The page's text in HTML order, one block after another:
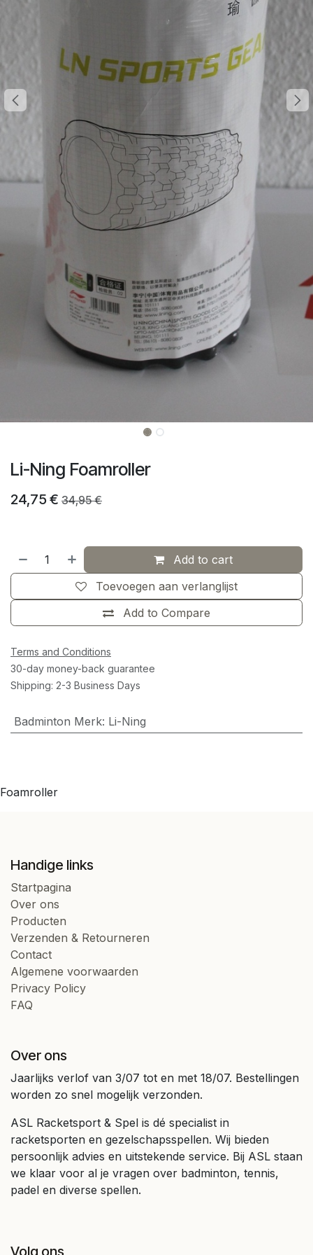
Li-Ning Foamroller
24,75 € 34,95€
Add to cart
Add to Compare
Toevoegen aan verlanglijst
Terms and Conditions
30-day money-back guarantee
Shipping: 2-3 Business Days
Badminton Merk: Li-Ning
Foamroller
Handige links
Startpagina
Over ons
Producten
Verzenden & Retourneren
Contact
Algemene voorwaarden
Privacy Policy
FAQ
Over ons
Jaarlijks verlof van 3/07 tot en met 18/07. Bestellingen
worden zo snel mogelijk verzonden.
ASL Racketsport & Spel is dé specialist in
racketsporten en gezelschapsspellen. Wij bieden
persoonlijk advies en uitstekende service. Bij ASL staan
we klaar voor al je vragen over badminton, tennis,
padel en diverse spellen.